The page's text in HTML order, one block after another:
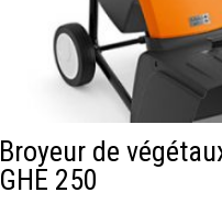
Broyeur de
GHE 250